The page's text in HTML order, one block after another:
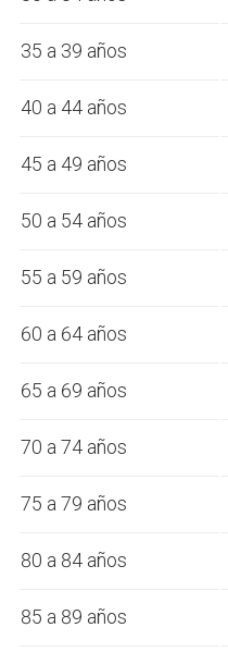
35 a 39 años
40 a 44 años
45 a 49 años
50 a 54 años
55 a 59 años
60 a 64 años
65 a 69 años
70 a 74 años
75 a 79 años
80 a 84 años
85 a 89 años